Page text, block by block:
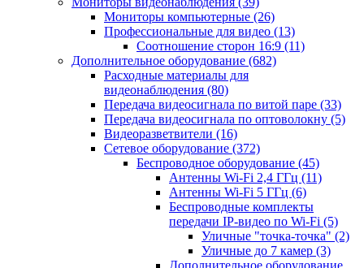
Мониторы компьютерные (26)
Профессиональные для видео (13)
Соотношение сторон 16:9 (11)
Дополнительное оборудование (682)
Расходные материалы для
видеонаблюдения (80)
Передача видеосигнала по витой паре (33)
Передача видеосигнала по оптоволокну (5)
Видеоразветвители (16)
Сетевое оборудование (372)
Беспроводное оборудование (45)
Антенны Wi-Fi 2,4 ГГц (11)
Антенны Wi-Fi 5 ГГц (6)
Беспроводные комплекты
передачи IP-видео по Wi-Fi (5)
Уличные "точка-точка" (2)
Уличные до 7 камер (3)
Дополнительное оборудование